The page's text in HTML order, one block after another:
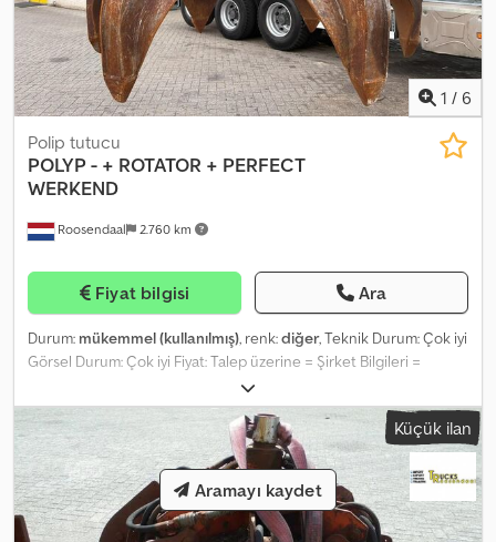
1 / 6
Roosendaal 2.760 km
Polip tutucu
POLYP - + ROTATOR + PERFECT
WERKEND
Fiyat bilgisi Ara
Durum: mükemmel (kullanılmış), renk:diğer, Teknik Durum: Çok iyi
Görsel Durum: Çok iyi Fiyat: Talep üzerine = Şirket Bilgileri =
Herhangi bir sorunuz veya öneriniz varsa, bizimle iletişime
geçmekten çekinmeyin. 8 saat içinde yanıt garanti ediyoruz.
Fiyatlar KDV hariçtir. Verilen bilgilerden herhangi bir hak talep
edilemez. Ofis Telefonu: MOB: (Hollandaca - İngilizce - Almanca -
Fransızca - İspanyolca - İtalyanca) WhatsApp ve Viber'da
mevcuttur. MOB: (Hollandaca) WhatsApp ve Viber'da mevcuttur.
Banka havalesi ile ödeme yaptığınızda, paranın aşağıdaki banka
Küçük ilan
Aramayı kaydet